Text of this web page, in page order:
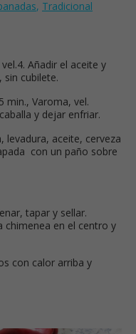
, Tradicional
Añadir el aceite y
sin cubilete.
min., Varoma, vel.
y dejar enfriar.
levadura, aceite, cerveza
con un paño sobre
tapar y sellar.
chimenea en el centro y
con calor arriba y